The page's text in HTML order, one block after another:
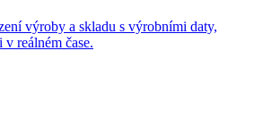
výroby a skladu s výrobními daty,
reálném čase.